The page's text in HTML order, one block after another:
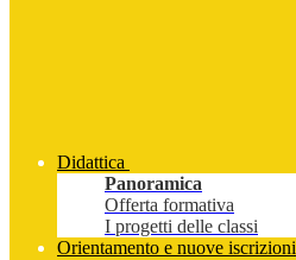
Didattica
Panoramica
Offerta formativa
I progetti delle classi
Orientamento e nuove iscrizioni